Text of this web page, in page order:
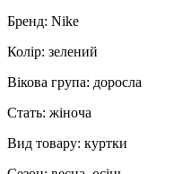
Бренд: Nike
Колір: зелений
Вікова група: доросла
Стать: жіноча
Вид товару: куртки